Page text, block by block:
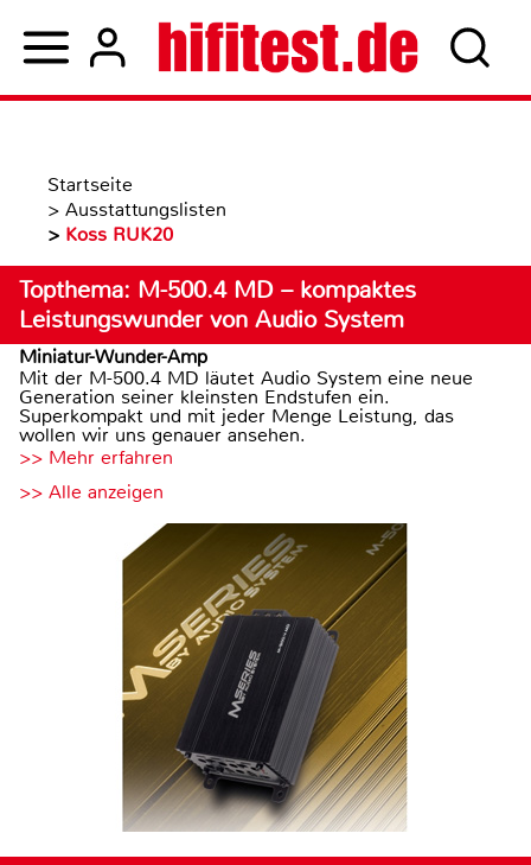
Startseite
> Ausstattungslisten
> Koss RUK20
Topthema: M-500.4 MD – kompaktes
Leistungswunder von Audio System
Miniatur-Wunder-Amp
Mit der M-500.4 MD läutet Audio System eine neue
Generation seiner kleinsten Endstufen ein.
Superkompakt und mit jeder Menge Leistung, das
wollen wir uns genauer ansehen.
>> Mehr erfahren
>> Alle anzeigen